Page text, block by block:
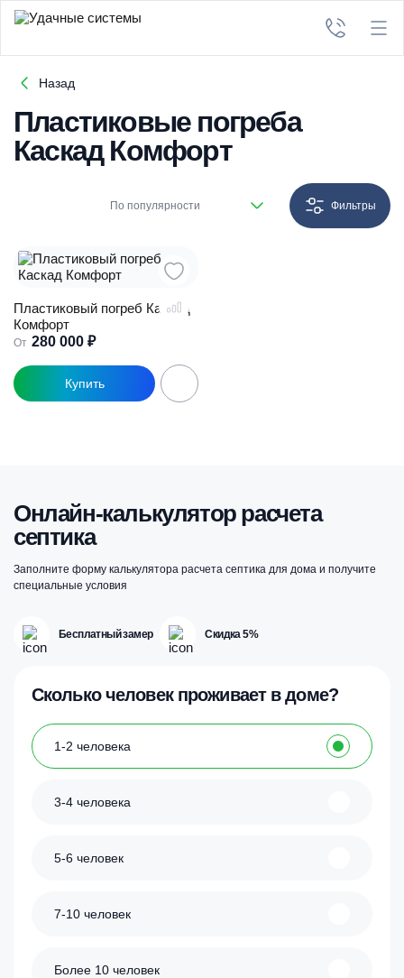
Назад
Пластиковые погреба
Каскад Комфорт
По популярности Фильтры
Пластиковый погреб Каскад
Комфорт
От 280 000 ₽
Этот
товар
выбрать
на
странице
Онлайн-калькулятор расчета
септика
Заполните форму калькулятора расчета септика для дома и получите
специальные условия
Бесплатный замер Скидка 5%
Сколько человек проживает в доме?
1-2 человека
3-4 человека
5-6 человек
7-10 человек
Более 10 человек